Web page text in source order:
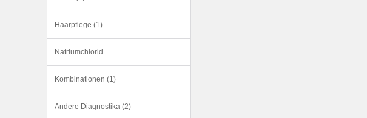
Haarpflege (1)
Natriumchlorid
Kombinationen (1)
Andere Diagnostika (2)